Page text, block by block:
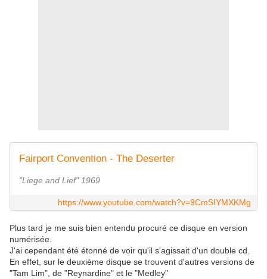
Fairport Convention - The Deserter
"Liege and Lief" 1969
https://www.youtube.com/watch?v=9CmSIYMXKMg
Plus tard je me suis bien entendu procuré ce disque en version
numérisée.
J'ai cependant été étonné de voir qu'il s'agissait d'un double cd.
En effet, sur le deuxième disque se trouvent d'autres versions de
"Tam Lim", de "Reynardine" et le "Medley"